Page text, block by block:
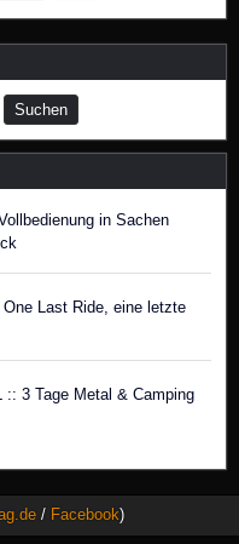
in Sachen
Last Ride, eine letzte
:: 3 Tage Metal & Camping
/ Facebook)